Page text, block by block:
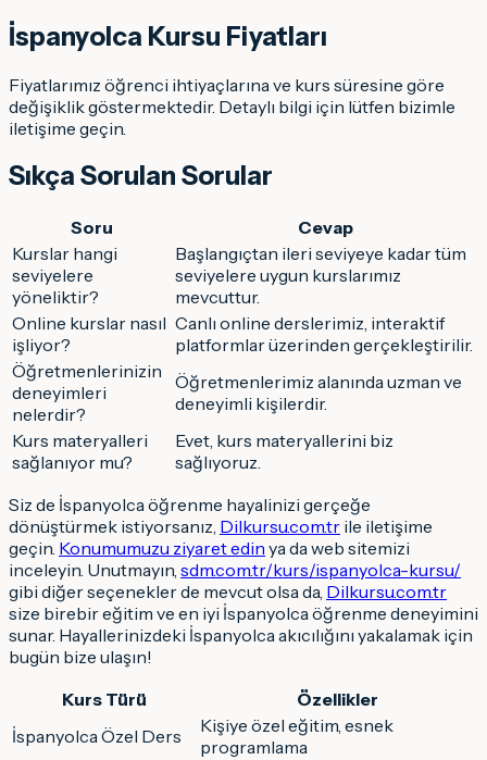
İspanyolca Kursu Fiyatları
Fiyatlarımız öğrenci ihtiyaçlarına ve kurs süresine göre
değişiklik göstermektedir. Detaylı bilgi için lütfen bizimle
iletişime geçin.
Sıkça Sorulan Sorular
Soru
Cevap
Kurslar hangi
seviyelere
yöneliktir?
Başlangıçtan ileri seviyeye kadar tüm
seviyelere uygun kurslarımız
mevcuttur.
Online kurslar nasıl
işliyor?
Canlı online derslerimiz, interaktif
platformlar üzerinden gerçekleştirilir.
Öğretmenlerinizin
deneyimleri
nelerdir?
Öğretmenlerimiz alanında uzman ve
deneyimli kişilerdir.
Kurs materyalleri
sağlanıyor mu?
Evet, kurs materyallerini biz
sağlıyoruz.
Siz de İspanyolca öğrenme hayalinizi gerçeğe
dönüştürmek istiyorsanız, Dilkursu.com.tr ile iletişime
geçin. Konumumuzu ziyaret edin ya da web sitemizi
inceleyin. Unutmayın, sdm.com.tr/kurs/ispanyolca-kursu/
gibi diğer seçenekler de mevcut olsa da, Dilkursu.com.tr
size birebir eğitim ve en iyi İspanyolca öğrenme deneyimini
sunar. Hayallerinizdeki İspanyolca akıcılığını yakalamak için
bugün bize ulaşın!
Kurs Türü
Özellikler
İspanyolca Özel Ders
Kişiye özel eğitim, esnek
programlama